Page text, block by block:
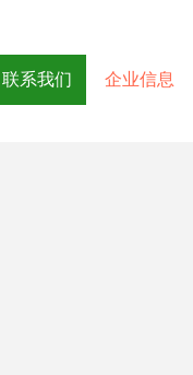
联系我们 企业信息